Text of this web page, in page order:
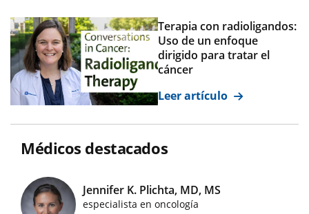
Terapia con radioligandos:
Uso de un enfoque
dirigido para tratar el
cáncer
Leer artículo
Médicos destacados
Jennifer K. Plichta, MD, MS
especialista en oncología